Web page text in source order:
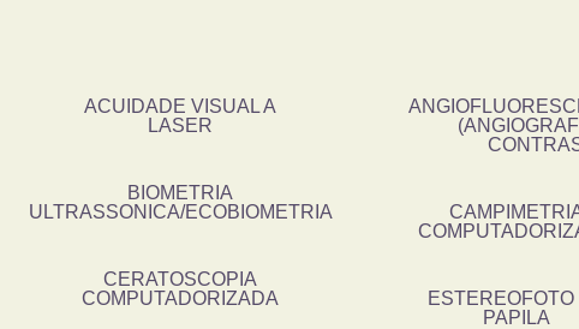
ACUIDADE VISUAL A
LASER
BIOMETRIA
ULTRASSONICA/ECOBIOMETRIA
CERATOSCOPIA
COMPUTADORIZADA
ESTEREOFOTO
PAPILA